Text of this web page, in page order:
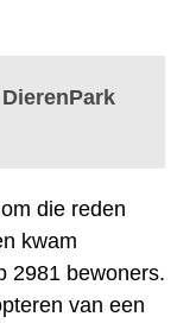
die reden
kwam
2981 bewoners.
van een